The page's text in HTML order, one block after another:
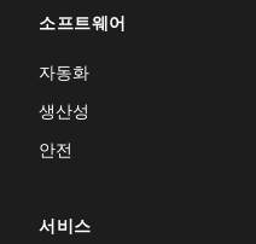
소프트웨어
자동화
생산성
안전
서비스